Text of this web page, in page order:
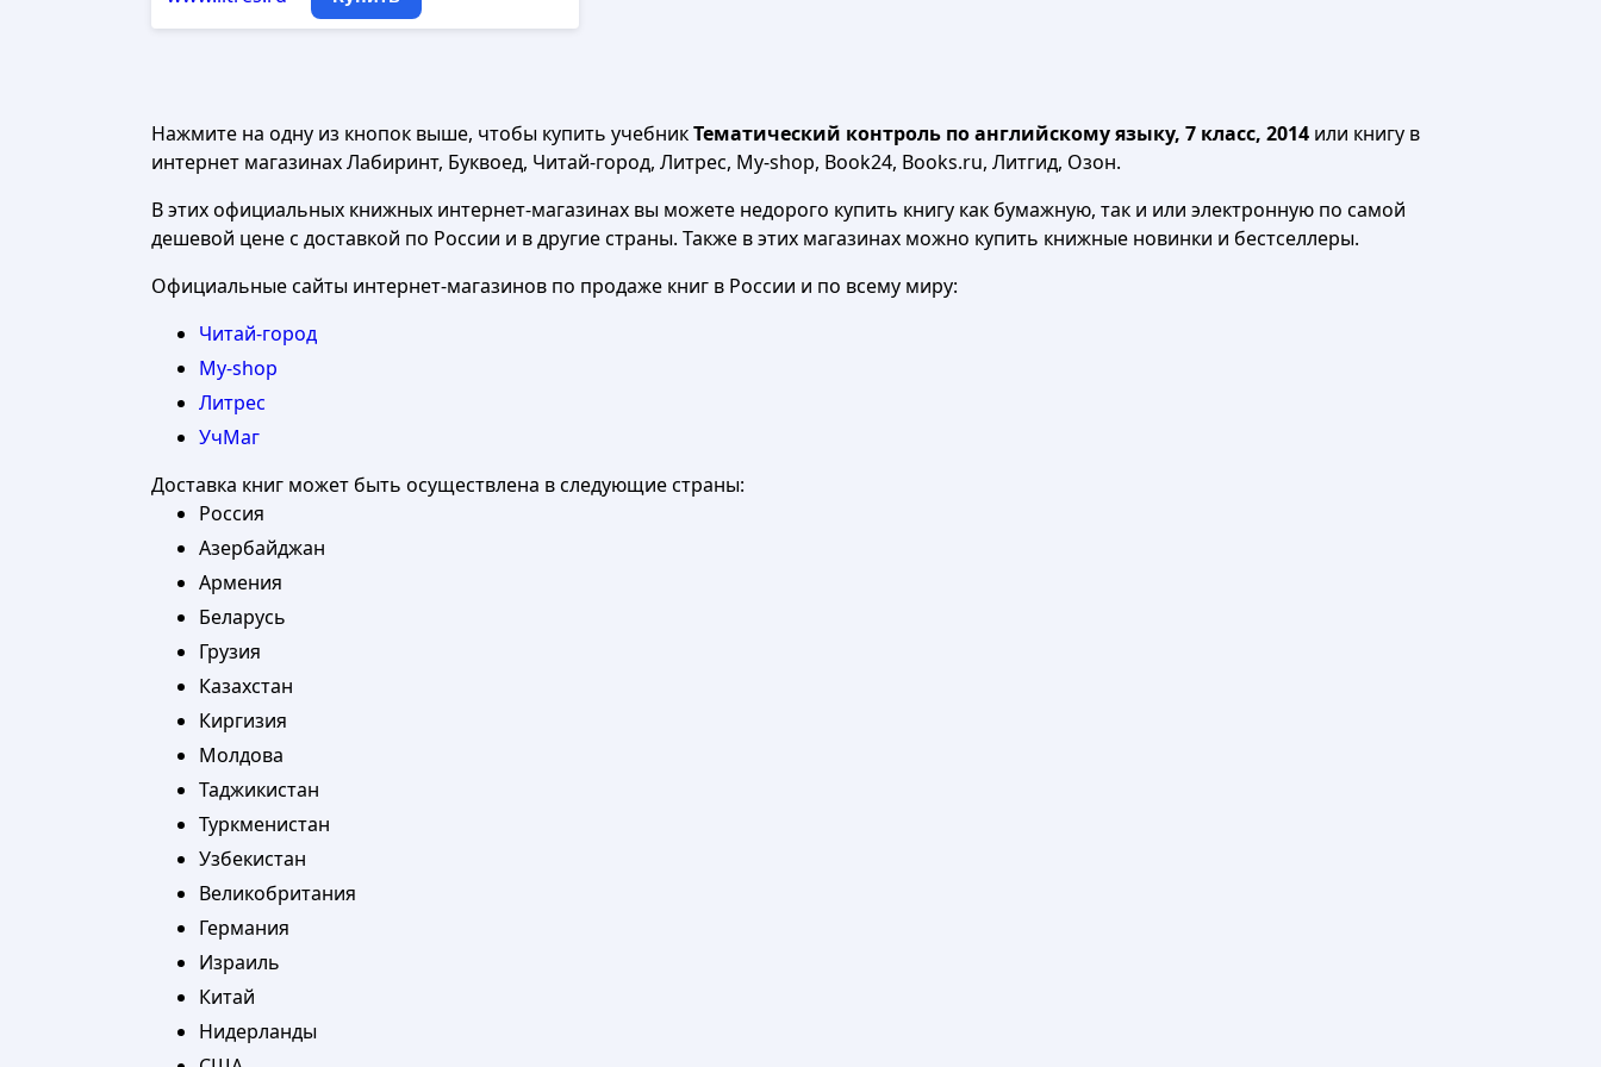
Нажмите на одну из кнопок выше, чтобы купить учебникТематический контроль по английскому языку, 7 класс, 2014 или книгу в
интернет магазинах Лабиринт, Буквоед, Читай-город, Литрес, My-shop, Book24, Books.ru, Литгид, Озон.
В этих официальных книжных интернет-магазинах вы можете недорого купить книгу как бумажную, так и или электронную по самой
дешевой цене с доставкой по России и в другие страны. Также в этих магазинах можно купить книжные новинки и бестселлеры.
Официальные сайты интернет-магазинов по продаже книг в России и по всему миру:
Читай-город
My-shop
Литрес
УчМаг
Доставка книг может быть осуществлена в следующие страны:
Россия
Азербайджан
Армения
Беларусь
Грузия
Казахстан
Киргизия
Молдова
Таджикистан
Туркменистан
Узбекистан
Великобритания
Германия
Израиль
Китай
Нидерланды